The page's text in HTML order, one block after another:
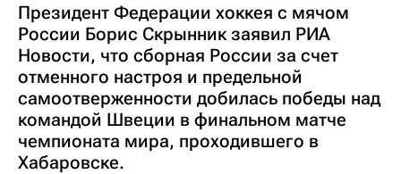
Президент Федерации хоккея с мячом
России Борис Скрынник заявил РИА
Новости, что сборная России за счет
отменного настроя и предельной
самоотверженности добилась победы над
командой Швеции в финальном матче
чемпионата мира, проходившего в
Хабаровске.